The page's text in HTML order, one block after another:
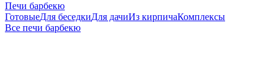
Печи барбекю
ГотовыеДля беседкиДля дачиИз кирпичаКомплексы
Все печи барбекю